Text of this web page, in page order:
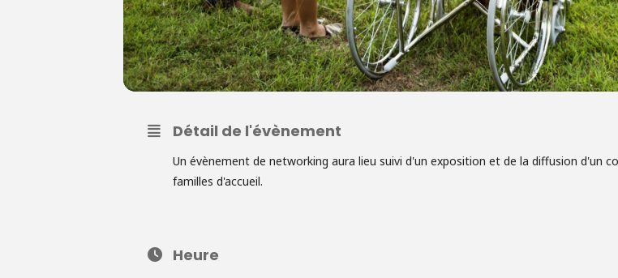
Détail de l'évènement
Un évènement de networking aura lieu suivi d'un exposition et de la diffusion d'un
familles d'accueil.
Heure